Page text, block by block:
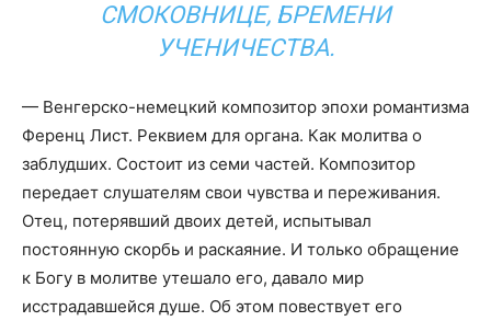
СМОКОВНИЦЕ, БРЕМЕНИ
УЧЕНИЧЕСТВА.
— Венгерско-немецкий композитор эпохи романтизма
Ференц Лист. Реквием для органа. Как молитва о
заблудших. Состоит из семи частей. Композитор
передает слушателям свои чувства и переживания.
Отец, потерявший двоих детей, испытывал
постоянную скорбь и раскаяние. И только обращение
к Богу в молитве утешало его, давало мир
исстрадавшейся душе. Об этом повествует его